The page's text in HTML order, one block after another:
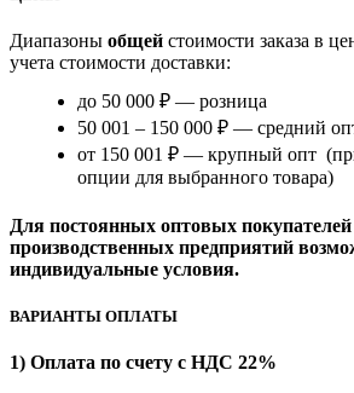
Диапазоны общей стоимости заказа в
учета стоимости доставки:
до 50 000 ₽ — розница
50 001 – 150 000 ₽ — средний
от 150 001 ₽ — крупный опт
опции для выбранного товара)
Для постоянных оптовых
производственных предприятий
индивидуальные условия.
ВАРИАНТЫ ОПЛАТЫ
1) Оплата по счету с НДС 22%